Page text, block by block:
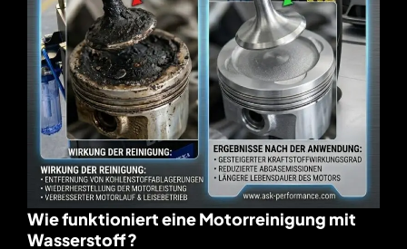
Wie funktioniert eine Motorreinigung mit
Wasserstoff?